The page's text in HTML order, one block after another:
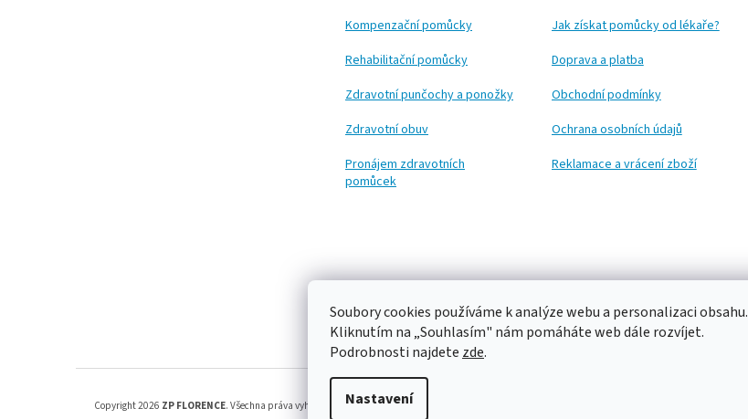
Soubory cookies používáme k analýze webu a personalizaci obsahu.
Kliknutím na „Souhlasím" nám pomáháte web dále rozvíjet.
Podrobnosti najdete zde.
Nastavení
Kompenzační pomůcky
Rehabilitační pomůcky
Zdravotní punčochy a ponožky
Zdravotní obuv
Pronájem zdravotních
pomůcek
Jak získat pomůcky od lékaře?
Doprava a platba
Obchodní podmínky
Ochrana osobních údajů
Reklamace a vrácení zboží
Copyright 2026 ZP FLORENCE. Všechna práva vyhrazena.